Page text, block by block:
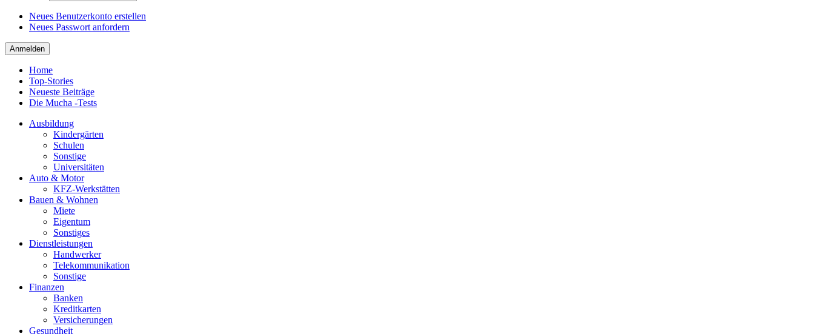
Neues Benutzerkonto erstellen
Neues Passwort anfordern
Home
Top-Stories
Neueste Beiträge
Die Mucha -Tests
Ausbildung
Kindergärten
Schulen
Sonstige
Universitäten
Auto & Motor
KFZ-Werkstätten
Bauen & Wohnen
Miete
Eigentum
Sonstiges
Dienstleistungen
Handwerker
Telekommunikation
Sonstige
Finanzen
Banken
Kreditkarten
Versicherungen
Gesundheit